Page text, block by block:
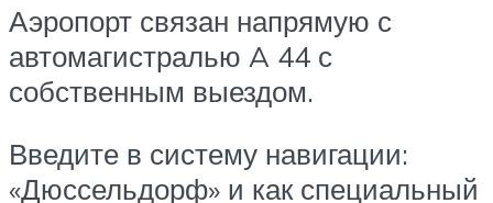
Аэропорт связан напрямую с
автомагистралью A 44 с
собственным выездом.
Введите в систему навигации:
«Дюссельдорф» и как специальный